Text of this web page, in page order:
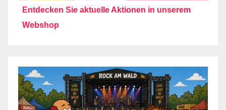
Entdecken Sie aktuelle Aktionen in unserem
Webshop